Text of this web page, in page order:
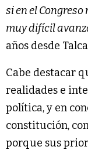
si en el
muy difícil
años desde
Cabe destacar
realidades e
política, y en
constitución,
porque sus